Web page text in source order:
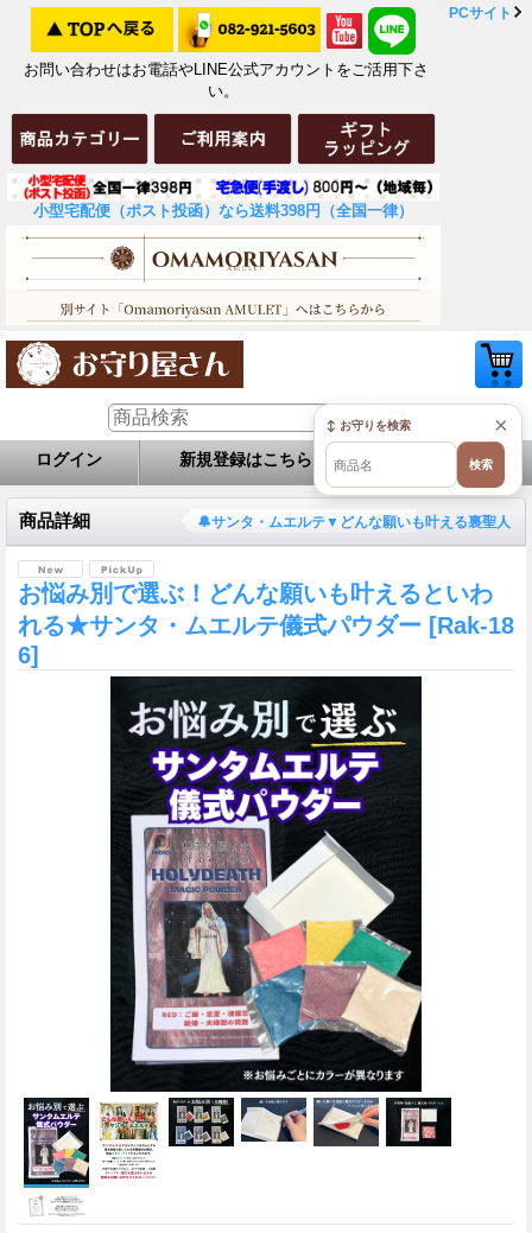
お問い合わせはお電話やLINE公式アカウントをご活用下さ
い。
小型宅配便（ポスト投函）なら送料398円（全国一律）
PCサイト
ログイン 新規登録はこちら お問い合せ
商品詳細 🔔サンタ・ムエルテ▼どんな願いも叶える裏聖人
お悩み別で選ぶ！どんな願いも叶えるといわ
れる★サンタ・ムエルテ儀式パウダー [Rak-18
6]
×
↕ お守りを検索
検索